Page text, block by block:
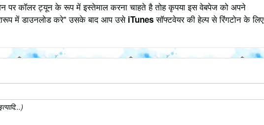
पर कॉलर ट्यून के रूप में इस्तेमाल करना चाहते है तोह कृपया इस वेबपेज को अपने
में डाउनलोड करे" उसके बाद आप उसे iTunesसॉफ्टवेयर की हेल्प से रिंगटोन के लिए